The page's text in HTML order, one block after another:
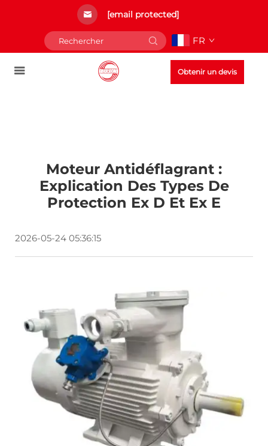
[email protected]
FR
Obtenir un devis
Moteur Antidéflagrant :
Explication Des Types De
Protection Ex D Et Ex E
2026-05-24 05:36:15